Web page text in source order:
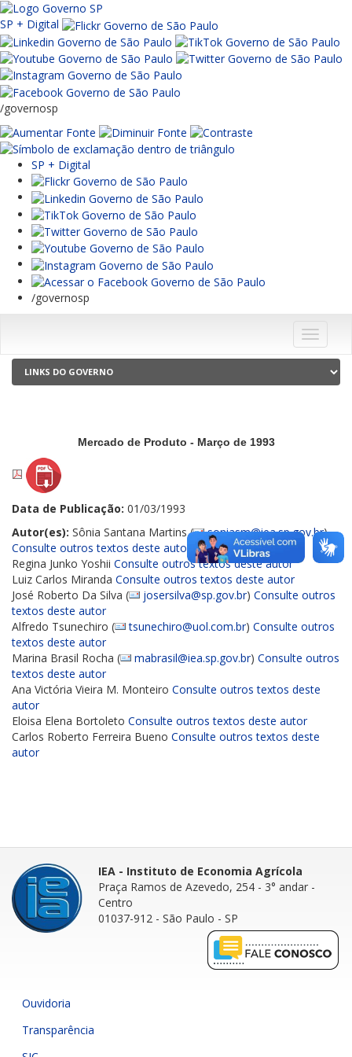
SP + Digital
/governosp
SP + Digital
/governosp
Menu
Mercado de Produto - Março de 1993
Data de Publicação: 01/03/1993
Autor(es): Sônia Santana Martins ( soniasm@iea.sp.gov.br)
Consulte outros textos deste autor
Regina Junko Yoshii Consulte outros textos deste autor
Luiz Carlos Miranda Consulte outros textos deste autor
José Roberto Da Silva (
josersilva@sp.gov.br) Consulte outros
textos deste autor
Alfredo Tsunechiro (
tsunechiro@uol.com.br) Consulte outros
textos deste autor
Marina Brasil Rocha (
mabrasil@iea.sp.gov.br) Consulte outros
textos deste autor
Ana Victória Vieira M. Monteiro Consulte outros textos deste
autor
Eloisa Elena Bortoleto Consulte outros textos deste autor
Carlos Roberto Ferreira Bueno Consulte outros textos deste
autor
IEA - Instituto de Economia Agrícola
Praça Ramos de Azevedo, 254 - 3° andar -
Centro
01037-912 - São Paulo - SP
Ouvidoria
Transparência